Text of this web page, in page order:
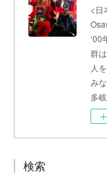
<日
‘00
群
人
み
多
検索